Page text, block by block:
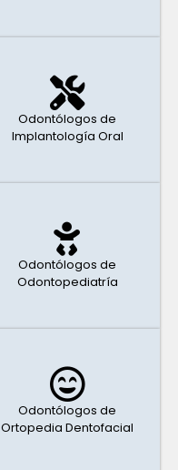
Odontólogos de
Implantología Oral
Odontólogos de
Odontopediatría
Odontólogos de
Ortopedia Dentofacial